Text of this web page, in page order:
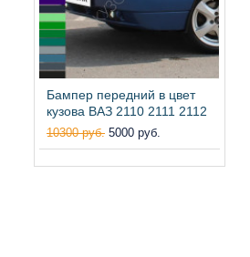
Бампер передний в цвет
кузова ВАЗ 2110 2111 2112
10300 руб. 5000 руб.